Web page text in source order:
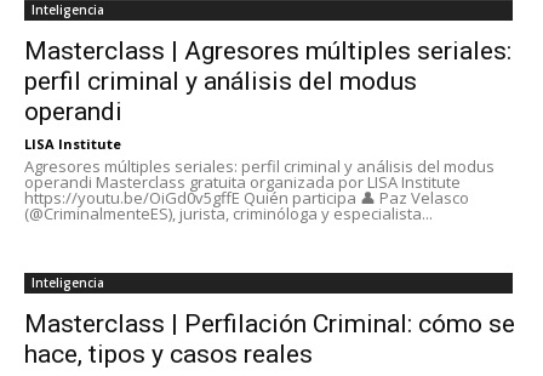
Inteligencia
Masterclass | Agresores múltiples seriales:
perfil criminal y análisis del modus
operandi
LISA Institute
Agresores múltiples seriales: perfil criminal y análisis del modus
operandi Masterclass gratuita organizada por LISA Institute
https://youtu.be/OiGd0v5gffE Quién participa 👤 Paz Velasco
(@CriminalmenteES), jurista, criminóloga y especialista...
Inteligencia
Masterclass | Perfilación Criminal: cómo se
hace, tipos y casos reales